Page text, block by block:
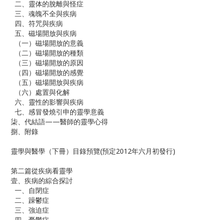
二、靈体的脫離與怪症
三、魂魄不全與疾病
四、符咒與疾病
五、磁場開放與疾病
（一）磁場開放的意義
（二）磁場開放的種類
（三）磁場開放的原因
（四）磁場開放的感覺
（五）磁場開放與疾病
（六）處置與化解
六、靈性的影響與疾病
七、感冒發燒引申的靈學意義
柒、代結語——醫師的靈學心得
捌、附錄
靈學與醫學（下冊）目錄預覽(預定2012年六月初發行)
第二篇從疾病看靈學
壹、疾病的綜合探討
一、自閉症
二、躁鬱症
三、強迫症